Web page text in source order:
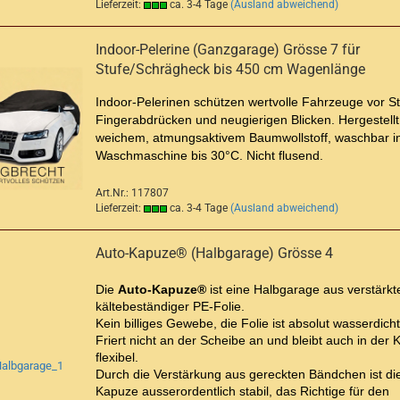
Lieferzeit: ca. 3-4 Tage (Ausland abweichend)
Indoor-Pelerine (Ganzgarage) Grösse 7 für
Stufe/Schrägheck bis 450 cm Wagenlänge
Indoor-Pelerinen schützen wertvolle Fahrzeuge vor
Fingerabdrücken und neugierigen Blicken.
weichem, atmungsaktivem Baumwollstoff, waschbar
Waschmaschine bis 30°C. Nicht flusend.
Art.Nr.: 117807
Lieferzeit:
ca. 3-4 Tage (Ausland abweichend)
Auto-Kapuze® (Halbgarage) Grösse 4
Die Auto-Kapuze® ist eine Halbgarage aus
kältebeständiger PE-Folie.
Kein billiges Gewebe, die Folie ist absolut
Friert nicht an der Scheibe an und bleibt auch in der
flexibel.
Durch die Verstärkung aus gereckten Bändchen ist
Kapuze ausserordentlich stabil, das Richtige für den